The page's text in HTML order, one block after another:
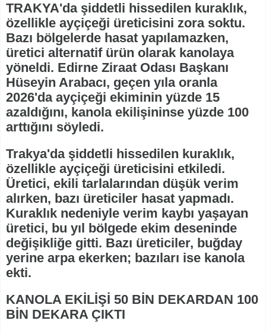
TRAKYA'da şiddetli hissedilen kuraklık,
özellikle ayçiçeği üreticisini zora soktu.
Bazı bölgelerde hasat yapılamazken,
üretici alternatif ürün olarak kanolaya
yöneldi. Edirne Ziraat Odası Başkanı
Hüseyin Arabacı, geçen yıla oranla
2026'da ayçiçeği ekiminin yüzde 15
azaldığını, kanola ekilişininse yüzde 100
arttığını söyledi.
Trakya'da şiddetli hissedilen kuraklık,
özellikle ayçiçeği üreticisini etkiledi.
Üretici, ekili tarlalarından düşük verim
alırken, bazı üreticiler hasat yapmadı.
Kuraklık nedeniyle verim kaybı yaşayan
üretici, bu yıl bölgede ekim deseninde
değişikliğe gitti. Bazı üreticiler, buğday
yerine arpa ekerken; bazıları ise kanola
ekti.
KANOLA EKİLİŞİ 50 BİN DEKARDAN 100
BİN DEKARA ÇIKTI